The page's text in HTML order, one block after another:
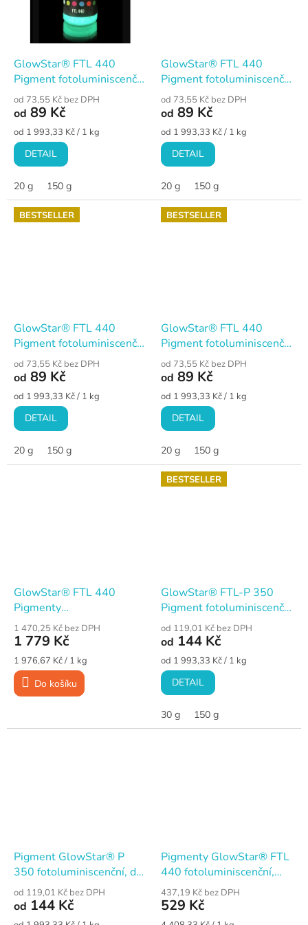
GlowStar® FTL 440
Pigment fotoluminiscenční
modrý aqua, univerzální
od 73,55 Kč bez DPH
od 89 Kč
Měrná
cena:
od 1 993,33 Kč / 1 kg
DETAIL
20 g 150 g
GlowStar® FTL 440
Pigment fotoluminiscenční
oranžový, univerzální
od 73,55 Kč bez DPH
od 89 Kč
Měrná
cena:
od 1 993,33 Kč / 1 kg
DETAIL
20 g 150 g
BESTSELLER
GlowStar® FTL 440
Pigment fotoluminiscenční
zelený, univerzální
od 73,55 Kč bez DPH
od 89 Kč
Měrná
cena:
od 1 993,33 Kč / 1 kg
DETAIL
20 g 150 g
BESTSELLER
GlowStar® FTL 440
Pigment fotoluminiscenční
žlutý, univerzální
od 73,55 Kč bez DPH
od 89 Kč
Měrná
cena:
od 1 993,33 Kč / 1 kg
DETAIL
20 g 150 g
GlowStar® FTL 440
Pigmenty
fotoluminiscenční, sada
barev 6x 150 g
1 470,25 Kč bez DPH
1 779 Kč
Měrná
cena:
1 976,67 Kč / 1 kg
Do košíku
BESTSELLER
GlowStar® FTL-P 350
Pigment fotoluminiscenční
zelenožlutý, do pryskyřic a
syntetických barev
od 119,01 Kč bez DPH
od 144 Kč
Měrná
cena:
od 1 993,33 Kč / 1 kg
DETAIL
30 g 150 g
Pigment GlowStar® P
350 fotoluminiscenční, do
pryskyřic, modrý
od 119,01 Kč bez DPH
od 144 Kč
Pigmenty GlowStar® FTL
440 fotoluminiscenční,
univerzální, sada barev 6x
20 g
437,19 Kč bez DPH
529 Kč